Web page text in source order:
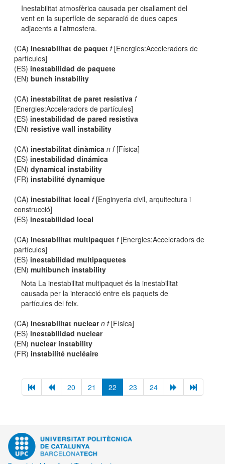
Inestabilitat atmosfèrica causada per cisallament del
vent en la superfície de separació de dues capes
adjacents a l'atmosfera.
(CA) inestabilitat de paquet f[Energies:Acceleradors de
partícules]
(ES) inestabilidad de paquete
(EN)bunch instability
(CA) inestabilitat de paret resistiva f
[Energies:Acceleradors de partícules]
(ES) inestabilidad de pared resistiva
(EN)resistive wall instability
(CA) inestabilitat dinàmica n f[Física]
(ES) inestabilidad dinámica
(EN)dynamical instability
(FR) instabilité dynamique
(CA) inestabilitat local f[Enginyeria civil, arquitectura i
construcció]
(ES) inestabilidad local
(CA) inestabilitat multipaquet f[Energies:Acceleradors de
partícules]
(ES) inestabilidad multipaquetes
(EN)multibunch instability
Nota La inestabilitat multipaquet és la inestabilitat
causada per la interacció entre els paquets de
partícules del feix.
(CA) inestabilitat nuclear n f[Física]
(ES) inestabilidad nuclear
(EN)nuclear instability
(FR) instabilité nucléaire
20 21 22 23 24